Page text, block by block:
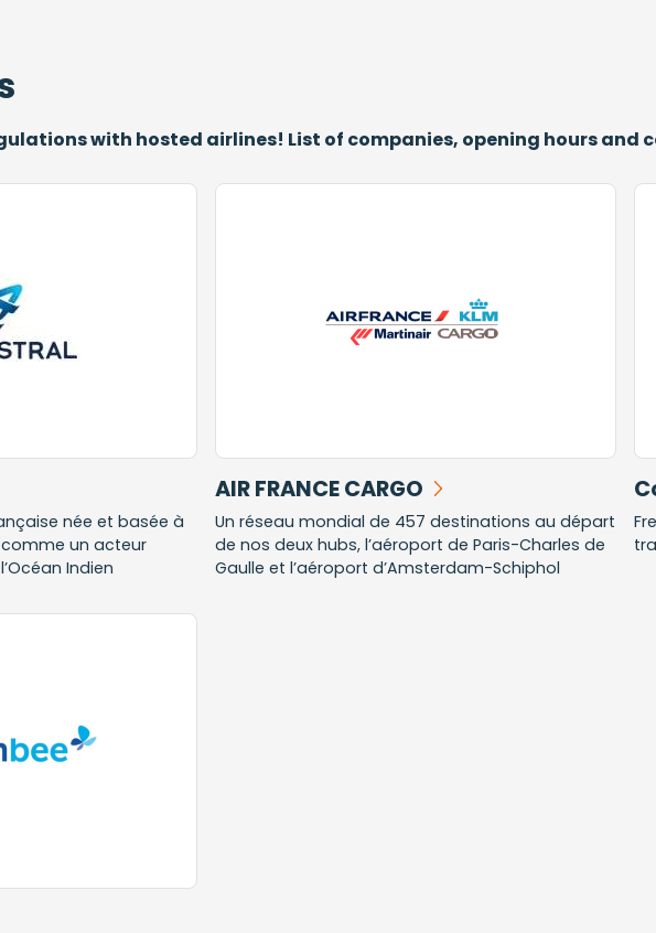
with hosted airlines! List of companies, opening hours
née et basée à
comme un acteur
Indien
AIR FRANCE CARGO
Un réseau mondial de 457 destinations au départ
de nos deux hubs, l’aéroport de Paris-Charles de
Gaulle et l’aéroport d’Amsterdam-Schiphol